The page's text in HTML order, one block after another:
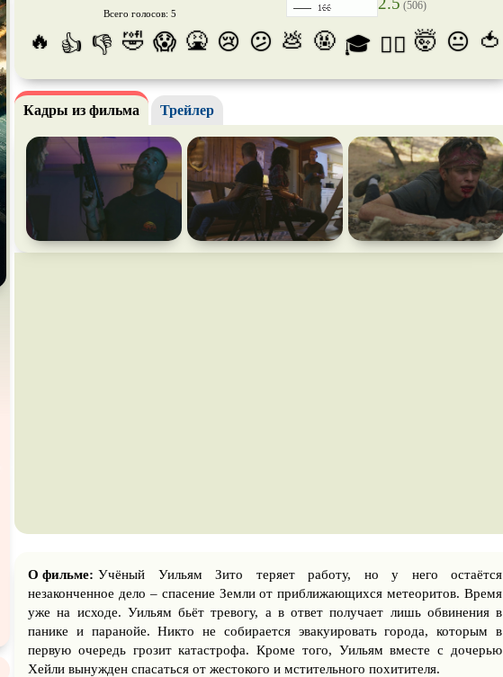
Про апокалипсис Про богов
Про ведьм Про викингов Про выживание
Про гонки Про деревню Про динозавров
Про животных Про зомби
Про космос Про любовь Про маньяков исерийных
убийц
Про оборотней Про пиратов Про подростков
Про роботов Про рыцарей Про самолёты
Про снайперов Про супергероев Про танки
Про тюрьму
Всего голосов: 5
(506)
🔥 👍 👎 🤣 😱 🤮 😢 😕 💩 🤬 🎓 😵‍💫 🤯 😐 🍅
Кадры из фильма Трейлер
О фильме: Учёный Уильям Зито теряет работу, но у него остаётся
незаконченное дело – спасение Земли от приближающихся метеоритов. Время
уже на исходе. Уильям бьёт тревогу, а в ответ получает лишь обвинения в
панике и паранойе. Никто не собирается эвакуировать города, которым в
первую очередь грозит катастрофа. Кроме того, Уильям вместе с дочерью
Хейли вынужден спасаться от жестокого и мстительного похитителя.